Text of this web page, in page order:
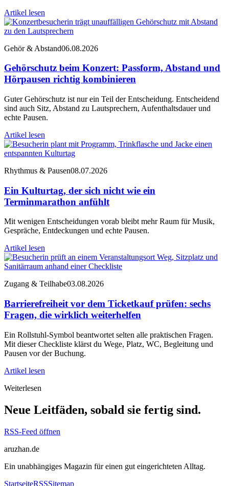
Artikel lesen
Gehör & Abstand06.08.2026
Gehörschutz beim Konzert: Passform, Abstand und
Hörpausen richtig kombinieren
Guter Gehörschutz ist nur ein Teil der Entscheidung. Entscheidend
sind auch Sitz, Abstand zu Lautsprechern, Aufenthaltsdauer und
echte Pausen.
Artikel lesen
Rhythmus & Pausen08.07.2026
Ein Kulturtag, der sich nicht wie ein
Terminmarathon anfühlt
Mit wenigen Entscheidungen vorab bleibt mehr Raum für Musik,
Gespräche, Entdeckungen und echte Pausen.
Artikel lesen
Zugang & Teilhabe03.08.2026
Barrierefreiheit vor dem Ticketkauf prüfen: sechs
Fragen, die wirklich weiterhelfen
Ein Rollstuhl-Symbol beantwortet selten alle praktischen Fragen.
Mit dieser Checkliste klärst du Wege, Platz, WC, Begleitung und
Pausen vor der Buchung.
Artikel lesen
Weiterlesen
Neue Leitfäden, sobald sie fertig sind.
RSS-Feed öffnen
aruzhan.de
Ein unabhängiges Magazin für einen gut eingerichteten Alltag.
StartseiteRSSSitemap